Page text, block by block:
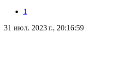
1
31 июл. 2023 г., 20:16:59